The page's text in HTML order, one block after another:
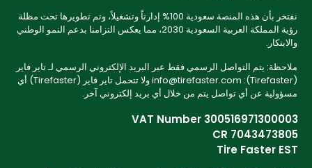
نفتخر بأن هذه المنصة سعودية 100% إدارتاً وتشغيلاً، وتم تطويرها تحت مظلة
رؤية المملكة العربية السعودية 2030، مما يعكس التزامنا بدعم النمو الوطني
والابتكار.
ملاحظة: يتم التواصل الرسمي فقط عبر البريد الإلكتروني الرسمي لـ تاير فاير
(Tirefaster): info@tirefaster.com ولا تتحمل تاير فاير (Tirefaster) أي
مسؤولية عن أي تواصل يتم من خلال أي بريد إلكتروني آخر.
VAT Number 300516971300003
CR 7043473805
Tire Faster EST